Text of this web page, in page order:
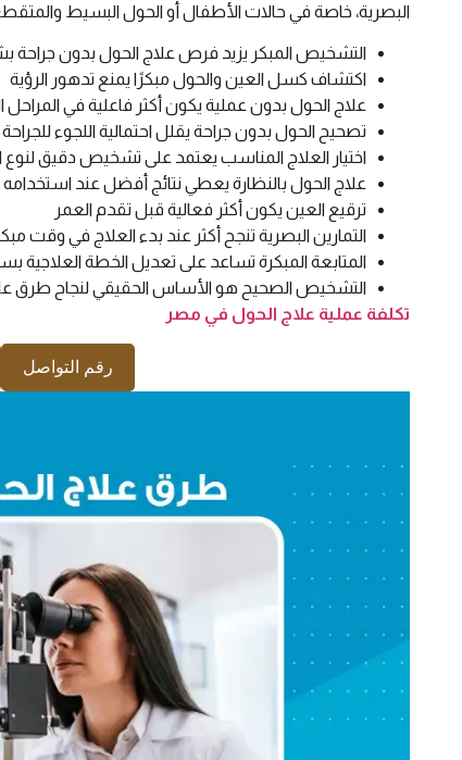
البصرية، خاصة في حالات الأطفال أو الحول البسيط
التشخيص المبكر يزيد فرص علاج الحول بدون جراحة
اكتشاف كسل العين والحول مبكرًا يمنع تدهور الرؤية
علاج الحول بدون عملية يكون أكثر فاعلية في المراحل
تصحيح الحول بدون جراحة يقلل احتمالية اللجوء
اختيار العلاج المناسب يعتمد على تشخيص دقيق لنوع
علاج الحول بالنظارة يعطي نتائج أفضل عند استخدامه
ترقيع العين يكون أكثر فعالية قبل تقدم العمر
التمارين البصرية تنجح أكثر عند بدء العلاج في وقت
المتابعة المبكرة تساعد على تعديل الخطة العلاجية
التشخيص الصحيح هو الأساس الحقيقي لنجاح طرق
تكلفة عملية علاج الحول في مصر
رقم التواصل